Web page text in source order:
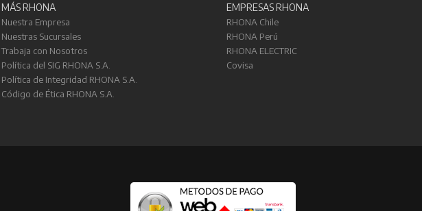
MÁS RHONA
Nuestra Empresa
Nuestras Sucursales
Trabaja con Nosotros
Política del SIG RHONA S.A.
Política de Integridad RHONA S.A.
Código de Ética RHONA S.A.
EMPRESAS RHONA
RHONA Chile
RHONA Perú
RHONA ELECTRIC
Covisa